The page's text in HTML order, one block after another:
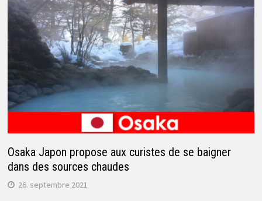
Osaka Japon propose aux curistes de se baigner
dans des sources chaudes
26. septembre 2021